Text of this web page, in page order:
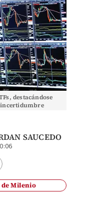
destacándose
SAUCEDO
de Milenio